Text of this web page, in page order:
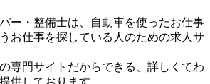
ー・整備士は、自動車を使ったお仕事
お仕事を探している人のための求人サ
専門サイトだからできる、詳しくてわ
供しております。